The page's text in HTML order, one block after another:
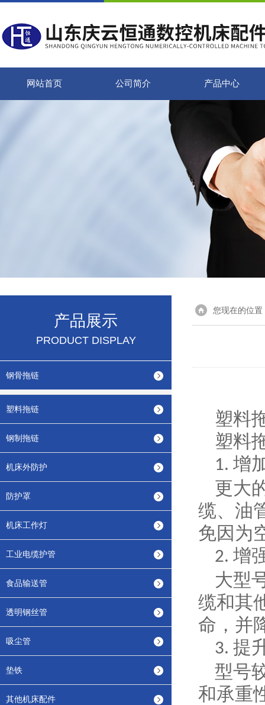
网站首页 公司简介 产品中心
产品展示
PRODUCT DISPLAY
钢骨拖链
塑料拖链
钢制拖链
机床外防护
防护罩
机床工作灯
工业电缆护管
食品输送管
透明钢丝管
吸尘管
垫铁
其他机床配件
您现在的位置
塑料
塑料
1. 增
更大
缆、油
免因为
2. 增
大型
缆和其
命，并
3. 提
型号
和承重